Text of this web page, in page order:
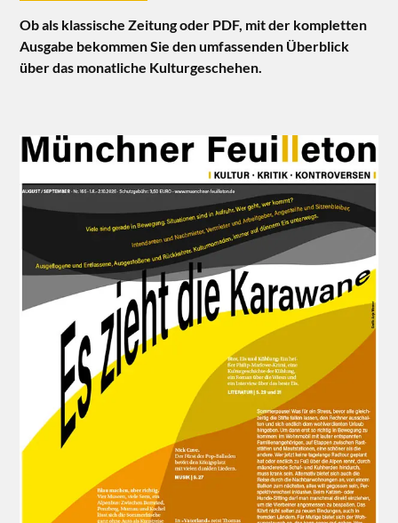
Ob als klassische Zeitung oder PDF, mit der kompletten
Ausgabe bekommen Sie den umfassenden Überblick
über das monatliche Kulturgeschehen.